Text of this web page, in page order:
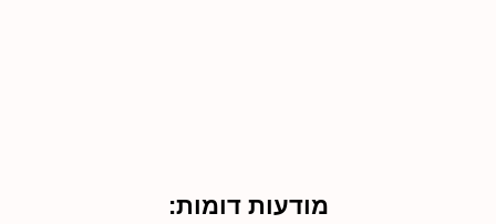
מודעות דומות: